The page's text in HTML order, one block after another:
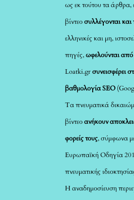
ως εκ τούτου τα άρθρα,
βίντεοσυλλέγονται
ελληνικές και μη,
πηγές,ωφελούνται
Loatki.grσυνεισφέρει
βαθμολογία SEO
Τα πνευματικά
βίντεοανήκουν
φορείς τους, σύμφωνα
Ευρωπαϊκή Οδηγία
πνευματικής
Η αναδημοσίευση